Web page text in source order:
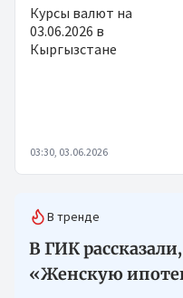
Курсы валют на
03.06.2026 в
Кыргызстане
03:30, 03.06.2026
В тренде
В ГИК
«Женскую